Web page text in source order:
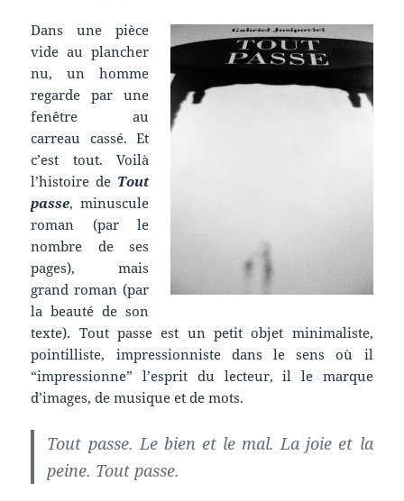
Dans une pièce
vide au plancher
nu, un homme
regarde par une
fenêtre au
carreau cassé. Et
c’est tout. Voilà
l’histoire de Tout
passe, minuscule
roman (par le
nombre de ses
pages), mais
grand roman (par
la beauté de son
texte). Tout passe est un petit objet minimaliste,
pointilliste, impressionniste dans le sens où il
“impressionne” l’esprit du lecteur, il le marque
d’images, de musique et de mots.
Tout passe. Le bien et le mal. La joie et la
peine. Tout passe.